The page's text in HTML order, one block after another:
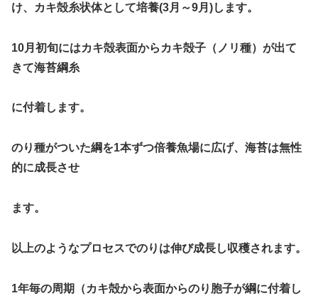
け、カキ殻糸状体として培養(3月～9月)します。
10月初旬にはカキ殻表面からカキ殻子（ノリ種）が出て
きて海苔綱糸
に付着します。
のり種がついた綱を1本ずつ倍養魚場に広げ、海苔は無性
的に成長させ
ます。
以上のようなプロセスでのりは伸び成長し収穫されます。
1年毎の周期（カキ殻から表面からのり胞子が綱に付着し